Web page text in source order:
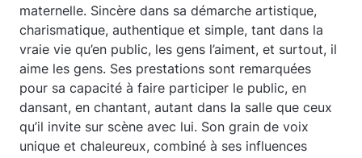
maternelle. Sincère dans sa démarche artistique,
charismatique, authentique et simple, tant dans la
vraie vie qu’en public, les gens l’aiment, et surtout, il
aime les gens. Ses prestations sont remarquées
pour sa capacité à faire participer le public, en
dansant, en chantant, autant dans la salle que ceux
qu’il invite sur scène avec lui. Son grain de voix
unique et chaleureux, combiné à ses influences